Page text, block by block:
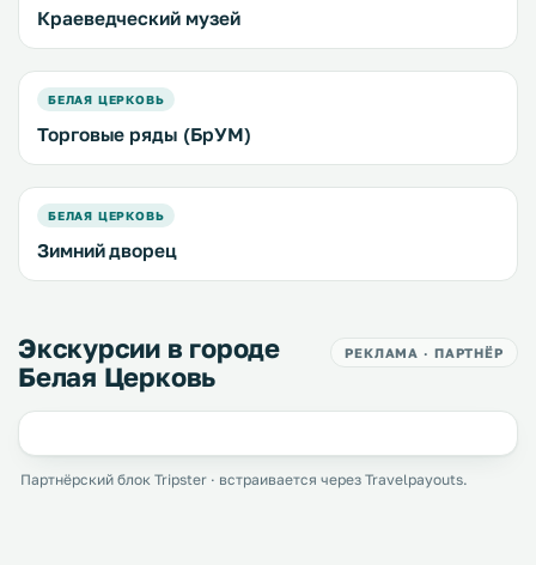
Краеведческий музей
БЕЛАЯ ЦЕРКОВЬ
Торговые ряды (БрУМ)
БЕЛАЯ ЦЕРКОВЬ
Зимний дворец
Экскурсии в городе
Белая Церковь
РЕКЛАМА · ПАРТНЁР
Партнёрский блок Tripster · встраивается через Travelpayouts.